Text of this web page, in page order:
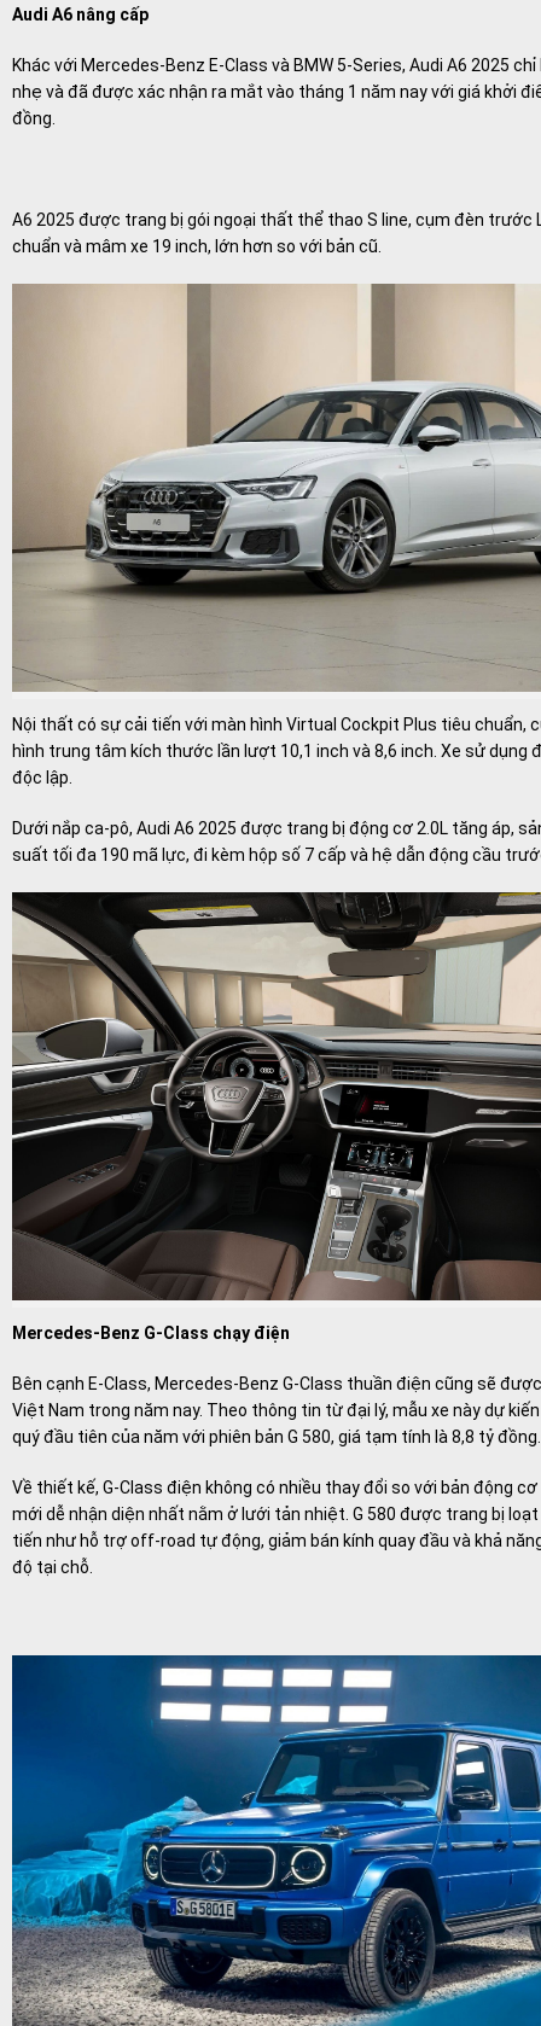
Audi A6 nâng cấp
Khác với Mercedes-Benz E-Class và BMW 5-Series, Audi A6 2025
nhẹ và đã được xác nhận ra mắt vào tháng 1 năm nay với giá khởi
đồng.
A6 2025 được trang bị gói ngoại thất thể thao S line, cụm đèn trước
chuẩn và mâm xe 19 inch, lớn hơn so với bản cũ.
Nội thất có sự cải tiến với màn hình Virtual Cockpit Plus tiêu chuẩn,
hình trung tâm kích thước lần lượt 10,1 inch và 8,6 inch. Xe sử dụng
độc lập.
Dưới nắp ca-pô, Audi A6 2025 được trang bị động cơ 2.0L tăng áp,
suất tối đa 190 mã lực, đi kèm hộp số 7 cấp và hệ dẫn động cầu
Mercedes-Benz G-Class chạy điện
Bên cạnh E-Class, Mercedes-Benz G-Class thuần điện cũng sẽ
Việt Nam trong năm nay. Theo thông tin từ đại lý, mẫu xe này dự
quý đầu tiên của năm với phiên bản G 580, giá tạm tính là 8,8 tỷ đồng.
Về thiết kế, G-Class điện không có nhiều thay đổi so với bản động
mới dễ nhận diện nhất nằm ở lưới tản nhiệt. G 580 được trang bị
tiến như hỗ trợ off-road tự động, giảm bán kính quay đầu và khả
độ tại chỗ.